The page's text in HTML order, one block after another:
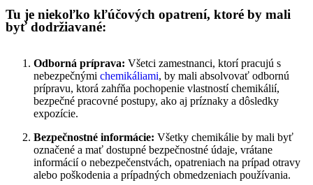
Tu je niekoľko kľúčových opatrení, ktoré by mali
byť dodržiavané:
Odborná príprava: Všetci zamestnanci, ktorí pracujú s
nebezpečnými chemikáliami, by mali absolvovať odbornú
prípravu, ktorá zahŕňa pochopenie vlastností chemikálií,
bezpečné pracovné postupy, ako aj príznaky a dôsledky
expozície.
Bezpečnostné informácie: Všetky chemikálie by mali byť
označené a mať dostupné bezpečnostné údaje, vrátane
informácií o nebezpečenstvách, opatreniach na prípad otravy
alebo poškodenia a prípadných obmedzeniach používania.